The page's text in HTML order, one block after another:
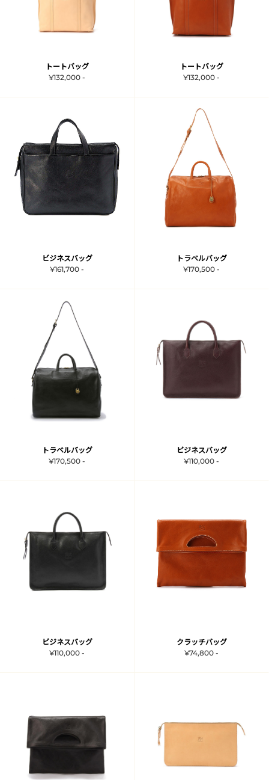
トートバッグ
¥132,000 -
トートバッグ
¥132,000 -
ビジネスバッグ
¥161,700 -
トラベルバッグ
¥170,500 -
トラベルバッグ
¥170,500 -
ビジネスバッグ
¥110,000 -
ビジネスバッグ
¥110,000 -
クラッチバッグ
¥74,800 -